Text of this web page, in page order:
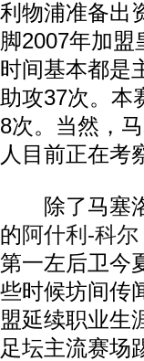
利物浦准备出
脚2007年加
时间基本都是
助攻37次。本
8次。当然，
人目前正在考
除了马塞洛
的阿什利-科尔
第一左后卫今
些时候坊间传
盟延续职业生
足坛主流赛场